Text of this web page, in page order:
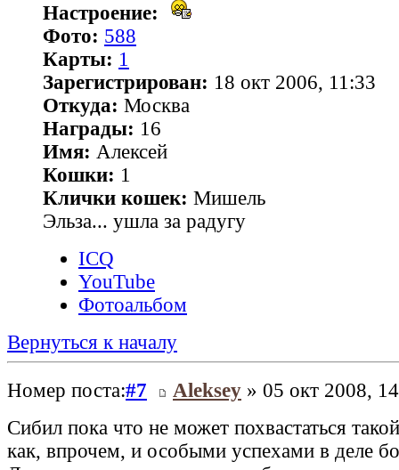
Настроение:
Фото: 588
Карты: 1
Зарегистрирован: 18 окт 2006, 11:33
Откуда: Москва
Награды: 16
Имя: Алексей
Кошки: 1
Клички кошек: Мишель
Эльза... ушла за радугу
ICQ
YouTube
Фотоальбом
Вернуться к началу
Номер поста:#7 Aleksey » 05 окт 2008,
Сибил пока что не может похвастаться
как, впрочем, и особыми успехами в деле